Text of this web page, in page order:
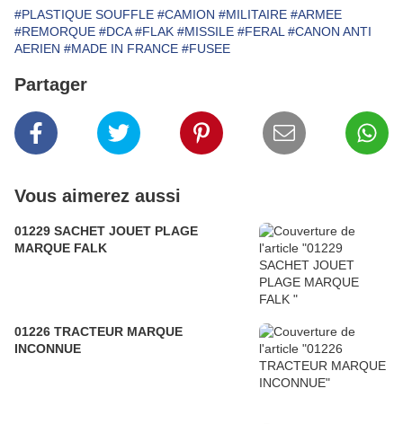
#PLASTIQUE SOUFFLE #CAMION #MILITAIRE #ARMEE
#REMORQUE #DCA #FLAK #MISSILE #FERAL #CANON ANTI
AERIEN #MADE IN FRANCE #FUSEE
Partager
Vous aimerez aussi
01229 SACHET JOUET PLAGE
MARQUE FALK
01226 TRACTEUR MARQUE
INCONNUE